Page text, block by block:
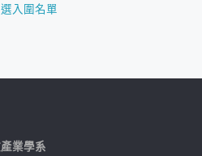
入圍名單
業學系